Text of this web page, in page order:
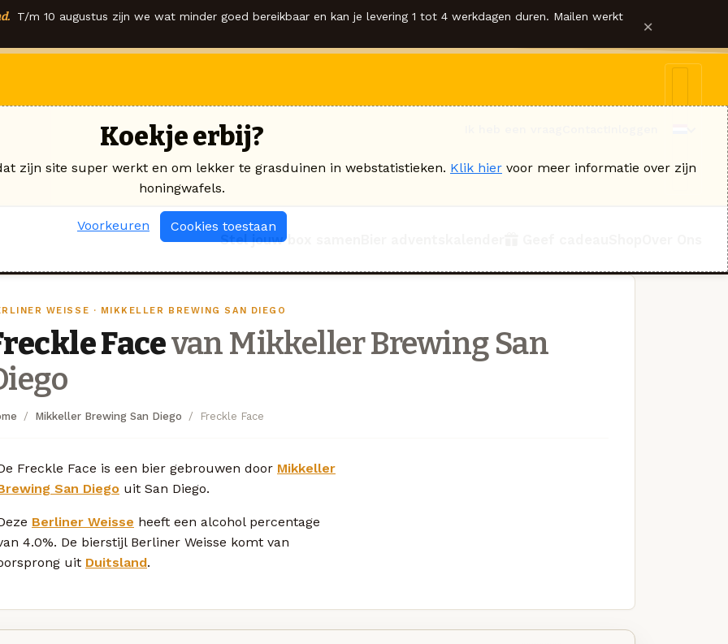
T/m 10 augustus zijn we wat minder goed bereikbaar en kan je levering 1 tot 4 werkdagen duren. Mailen werkt ×
Stel jouw box samen
WEISSE · MIKKELLER BREWING SAN DIEGO
Facevan Mikkeller Brewing San
Mikkeller Brewing San Diego Freckle Face
Freckle Face is een bier gebrouwen door Mikkeller
San Diego uit San Diego.
Berliner Weisse heeft een alcohol percentage
4.0%. De bierstijl Berliner Weisse komt van
uit Duitsland.
Koekje erbij?
zijn site super werkt en om lekker te grasduinen in webstatistieken. Klik hier voor meer informatie over zijn
honingwafels.
Voorkeuren Cookies toestaan